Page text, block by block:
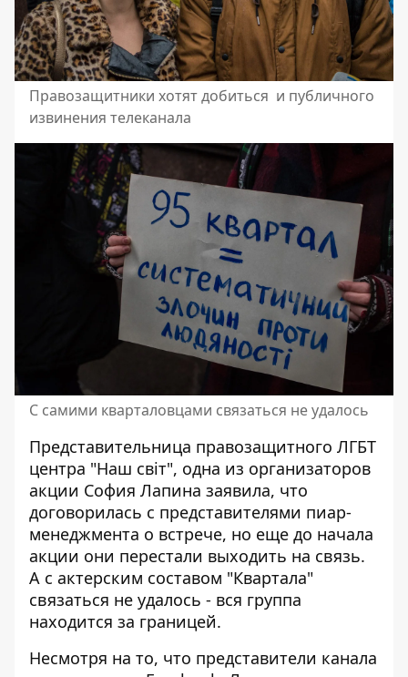
Правозащитники хотят добиться и публичного
извинения телеканала
С самими кварталовцами связаться не удалось
Представительница правозащитного ЛГБТ
центра "Наш світ", одна из организаторов
акции София Лапина заявила, что
договорилась с представителями пиар-
менеджмента о встрече, но еще до начала
акции они перестали выходить на связь.
А с актерским составом "Квартала"
связаться не удалось - вся группа
находится за границей.
Несмотря на то, что представители канала